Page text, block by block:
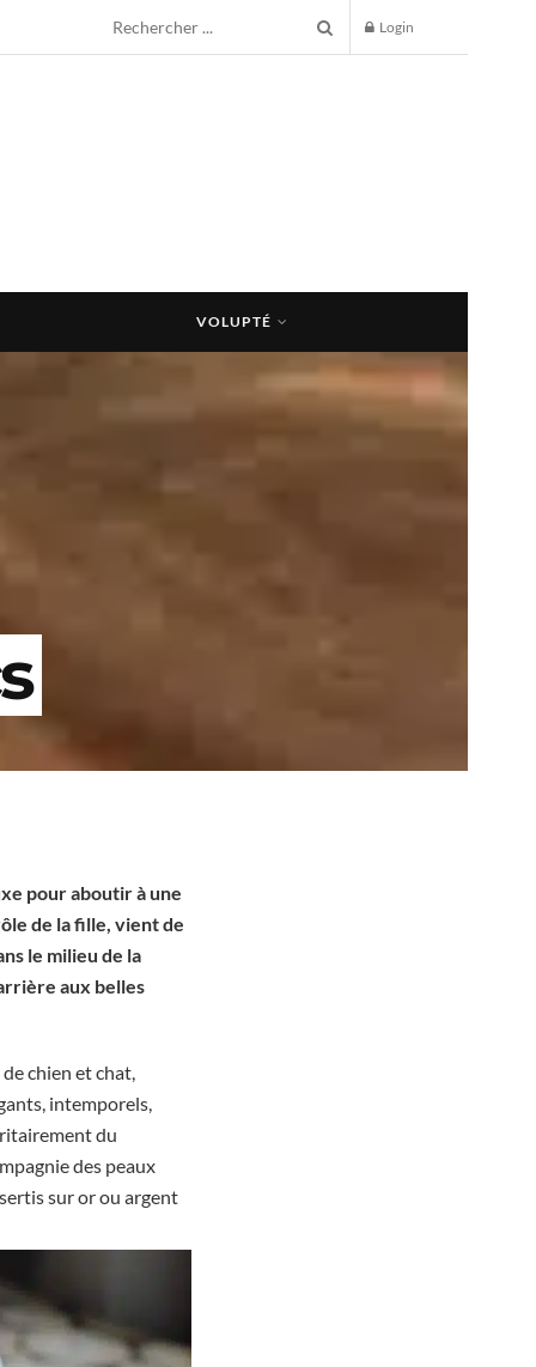
Login
VOLUPTÉ
pour aboutir à une
de la fille, vient de
le milieu de la
aux belles
chien et chat,
intemporels,
du
des peaux
sur or ou argent